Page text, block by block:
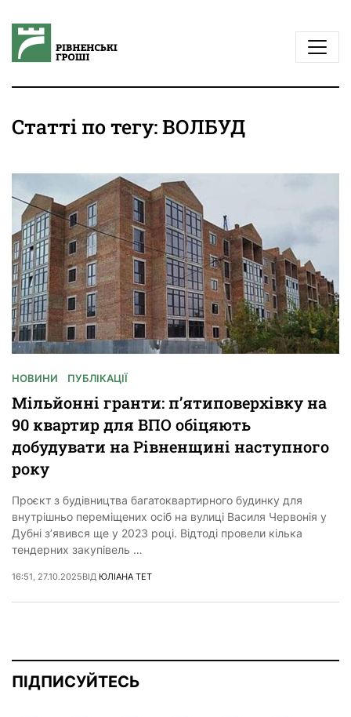
Статті по тегу: ВОЛБУД
НОВИНИ ПУБЛІКАЦІЇ
Мільйонні гранти: п’ятиповерхівку на
90 квартир для ВПО обіцяють
добудувати на Рівненщині наступного
року
Проєкт з будівництва багатоквартирного будинку для
внутрішньо переміщених осіб на вулиці Василя Червонія у
Дубні з’явився ще у 2023 році. Відтоді провели кілька
тендерних закупівель …
16:51, 27.10.2025ВІД ЮЛІАНА ТЕТ
ПІДПИСУЙТЕСЬ